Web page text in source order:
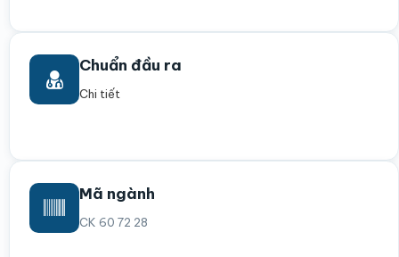
Chuẩn đầu ra
Chi tiết
Mã ngành
CK 60 72 28